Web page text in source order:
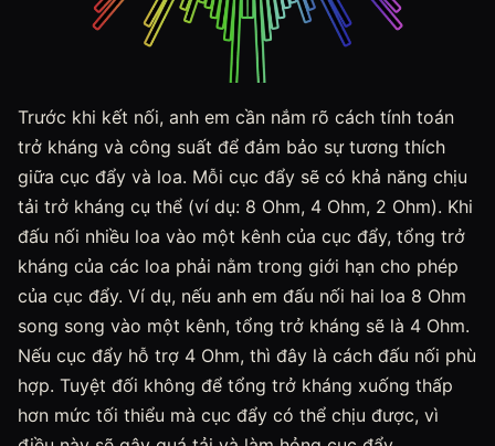
Trước khi kết nối, anh em cần nắm rõ cách tính toán
trở kháng và công suất để đảm bảo sự tương thích
giữa cục đẩy và loa. Mỗi cục đẩy sẽ có khả năng chịu
tải trở kháng cụ thể (ví dụ: 8 Ohm, 4 Ohm, 2 Ohm). Khi
đấu nối nhiều loa vào một kênh của cục đẩy, tổng trở
kháng của các loa phải nằm trong giới hạn cho phép
của cục đẩy. Ví dụ, nếu anh em đấu nối hai loa 8 Ohm
song song vào một kênh, tổng trở kháng sẽ là 4 Ohm.
Nếu cục đẩy hỗ trợ 4 Ohm, thì đây là cách đấu nối phù
hợp. Tuyệt đối không để tổng trở kháng xuống thấp
hơn mức tối thiểu mà cục đẩy có thể chịu được, vì